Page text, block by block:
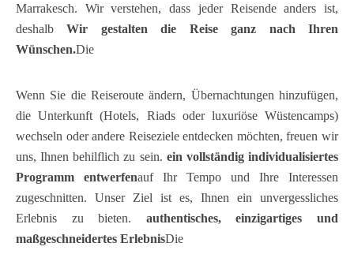
Marrakesch. Wir verstehen, dass jeder Reisende anders ist,
deshalbWir gestalten die Reise ganz nach Ihren
Wünschen.Die
Wenn Sie die Reiseroute ändern, Übernachtungen hinzufügen,
die Unterkunft (Hotels, Riads oder luxuriöse Wüstencamps)
wechseln oder andere Reiseziele entdecken möchten, freuen wir
uns, Ihnen behilflich zu sein. ein vollständig individualisiertes
Programm entwerfenauf Ihr Tempo und Ihre Interessen
zugeschnitten. Unser Ziel ist es, Ihnen ein unvergessliches
Erlebnis zu bieten. authentisches, einzigartiges und
maßgeschneidertes ErlebnisDie